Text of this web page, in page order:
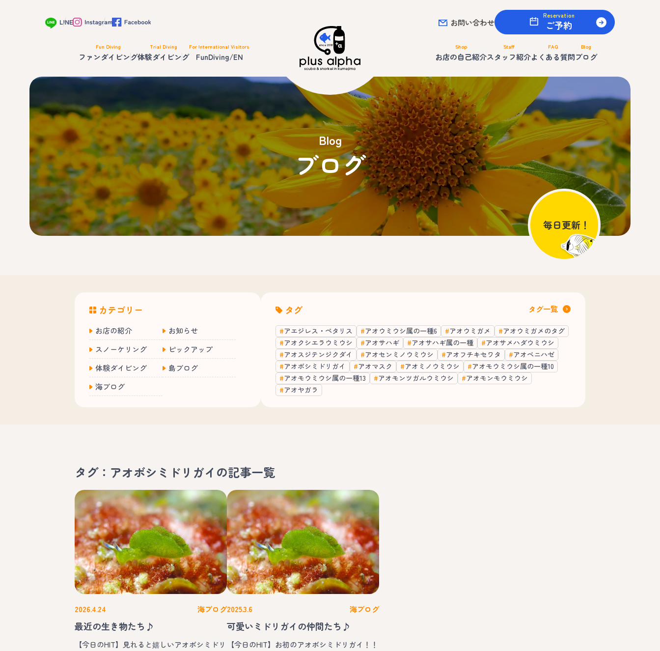
お問い合わせ
Reservation
ご予約
Fun Diving
ファンダイビング
Trial Diving
体験ダイビング
For International Visitors
FunDiving/EN
Shop
お店の自己紹介
Staff
スタッフ紹介
FAQ
よくある質問
Blog
ブログ
Blog
ブログ
カテゴリー
お店の紹介
お知らせ
スノーケリング
ピックアップ
体験ダイビング
島ブログ
海ブログ
タグ タグ一覧
アエジレス・ペタリス アオウミウシ属の一種6 アオウミガメ
アオウミガメのタグ
アオクシエラウミウシ
アオサハギ アオサハギ属の一種
アオサメハダウミウシ
アオスジテンジクダイ
アオセンミノウミウシ アオフチキセワタ
アオベニハゼ
アオボシミドリガイ
アオマスク アオミノウミウシ
アオモウミウシ属の一種10
アオモウミウシ属の一種13
アオモンツガルウミウシ
アオモンモウミウシ
アオヤガラ
タグ：アオボシミドリガイ の記事一覧
2026.4.24 海ブログ
最近の生き物たち♪
【今日のHIT】見れると嬉しいアオボシミドリ
2025.3.6 海ブログ
可愛いミドリガイの仲間たち♪
【今日のHIT】お初のアオボシミドリガイ！！